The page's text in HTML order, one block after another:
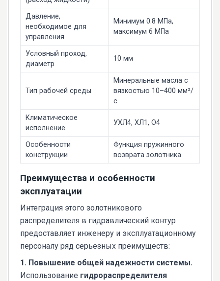
Давление,
необходимое для
управления
Минимум 0.8 МПа,
максимум 6 МПа
Условный проход,
диаметр
10 мм
Тип рабочей среды
Минеральные масла с
вязкостью 10–400 мм²/
с
Климатическое
исполнение
УХЛ4, ХЛ1, О4
Особенности
конструкции
Функция пружинного
возврата золотника
Преимущества и особенности
эксплуатации
Интеграция этого золотникового
распределителя в гидравлический контур
предоставляет инженеру и эксплуатационному
персоналу ряд серьезных преимуществ:
1. Повышение общей надежности системы.
Использование гидрораспределителя